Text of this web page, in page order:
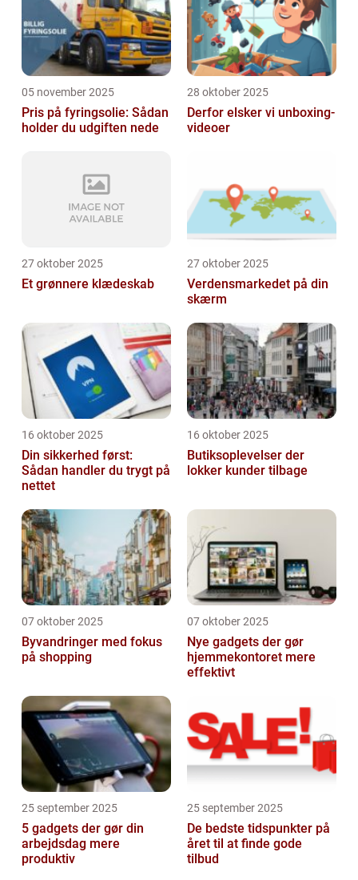
05 november 2025
Pris på fyringsolie: Sådan
holder du udgiften nede
28 oktober 2025
Derfor elsker vi unboxing-
videoer
27 oktober 2025
Et grønnere klædeskab
27 oktober 2025
Verdensmarkedet på din
skærm
16 oktober 2025
Din sikkerhed først:
Sådan handler du trygt på
nettet
16 oktober 2025
Butiksoplevelser der
lokker kunder tilbage
07 oktober 2025
Byvandringer med fokus
på shopping
07 oktober 2025
Nye gadgets der gør
hjemmekontoret mere
effektivt
25 september 2025
5 gadgets der gør din
arbejdsdag mere
produktiv
25 september 2025
De bedste tidspunkter på
året til at finde gode
tilbud